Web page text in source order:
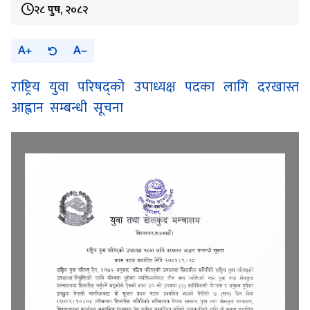
२८ पुष, २०८२
A A
राष्ट्रिय युवा परिषद्‌को उपाध्यक्ष पदका लागि दरखास्त
आह्वान सम्बन्धी सूचना